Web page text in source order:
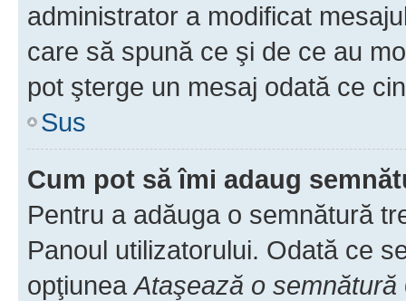
administrator a modificat
care să spună ce şi de ce au
pot şterge un mesaj odată ce
Sus
Cum pot să îmi adaug
Pentru a adăuga o semnătură
Panoul utilizatorului. Odată ce
opţiuneaAtaşează o semnătură